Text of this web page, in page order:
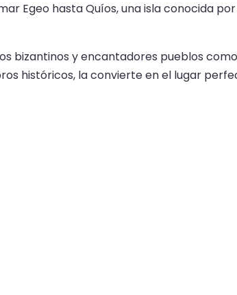
Egeo hasta Quíos, una isla conocida
bizantinos y encantadores pueblos
históricos, la convierte en el lugar